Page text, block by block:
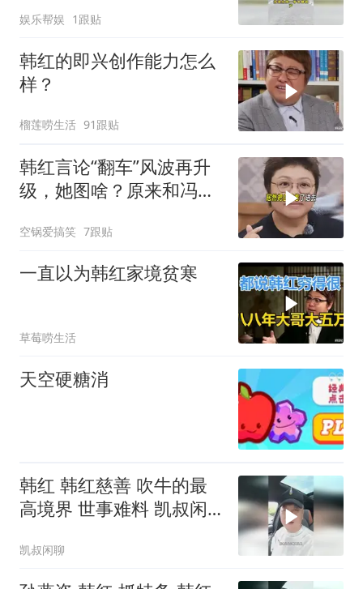
娱乐帮娱 1跟贴
韩红的即兴创作能力怎么
样？
榴莲唠生活 91跟贴
韩红言论“翻车”风波再升
级，她图啥？原来和冯小
空锅爱搞笑 7跟贴
一直以为韩红家境贫寒
草莓唠生活
天空硬糖消
韩红 韩红慈善 吹牛的最
高境界 世事难料 凯叔闲
凯叔闲聊